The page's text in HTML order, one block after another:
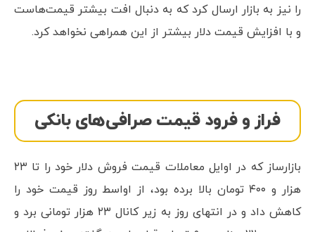
را نیز به بازار ارسال کرد که به دنبال افت بیشتر قیمت‌هاست
و با افزایش قیمت دلار بیشتر از این همراهی نخواهد کرد.
فراز و فرود قیمت صرافی‌های بانکی
بازارساز که در اوایل معاملات قیمت فروش دلار خود را تا ۲۳
هزار و ۴۰۰ تومان بالا برده بود، از اواسط روز قیمت خود را
کاهش داد و در انتهای روز به زیر کانال ۲۳ هزار تومانی برد و